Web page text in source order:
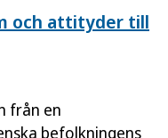
och sluta de
och attityder till
från en
befolkningens